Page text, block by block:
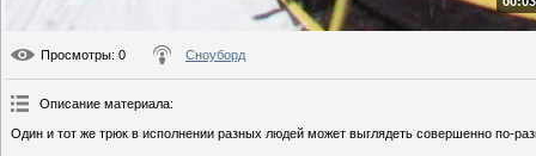
Просмотры: 0 Сноуборд
Описание материала:
Один и тот же трюк в исполнении разных людей может выглядеть совершенно по-